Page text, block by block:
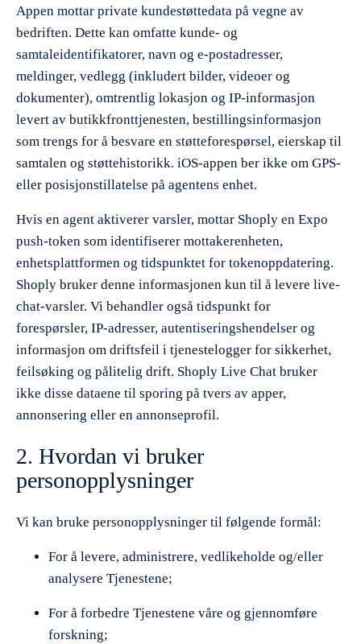
Appen mottar private kundestøttedata på vegne av
bedriften. Dette kan omfatte kunde- og
samtaleidentifikatorer, navn og e-postadresser,
meldinger, vedlegg (inkludert bilder, videoer og
dokumenter), omtrentlig lokasjon og IP-informasjon
levert av butikkfronttjenesten, bestillingsinformasjon
som trengs for å besvare en støtteforespørsel, eierskap til
samtalen og støttehistorikk. iOS-appen ber ikke om GPS-
eller posisjonstillatelse på agentens enhet.
Hvis en agent aktiverer varsler, mottar Shoply en Expo
push-token som identifiserer mottakerenheten,
enhetsplattformen og tidspunktet for tokenoppdatering.
Shoply bruker denne informasjonen kun til å levere live-
chat-varsler. Vi behandler også tidspunkt for
forespørsler, IP-adresser, autentiseringshendelser og
informasjon om driftsfeil i tjenestelogger for sikkerhet,
feilsøking og pålitelig drift. Shoply Live Chat bruker
ikke disse dataene til sporing på tvers av apper,
annonsering eller en annonseprofil.
2. Hvordan vi bruker
personopplysninger
Vi kan bruke personopplysninger til følgende formål:
For å levere, administrere, vedlikeholde og/eller
analysere Tjenestene;
For å forbedre Tjenestene våre og gjennomføre
forskning;